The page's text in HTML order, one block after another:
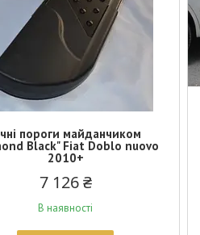
пороги майданчиком
Black" Fiat Doblo nuovo
2010+
7 126 ₴
В наявності